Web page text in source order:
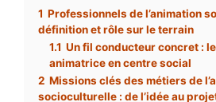
1 Professionnels de l’animation
définition et rôle sur le terrain
1.1 Un fil conducteur concret :
animatrice en centre social
2 Missions clés des métiers de
socioculturelle : de l’idée au